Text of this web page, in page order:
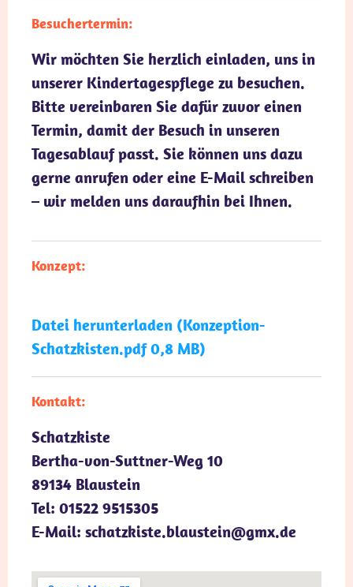
Besuchertermin:
Wir möchten Sie herzlich einladen, uns in
unserer Kindertagespflege zu besuchen.
Bitte vereinbaren Sie dafür zuvor einen
Termin, damit der Besuch in unseren
Tagesablauf passt. Sie können uns dazu
gerne anrufen oder eine E-Mail schreiben
– wir melden uns daraufhin bei Ihnen.
Konzept:
Datei herunterladen (Konzeption-
Schatzkisten.pdf 0,8 MB)
Kontakt:
Schatzkiste
Bertha-von-Suttner-Weg 10
89134 Blaustein
Tel: 01522 9515305
E-Mail: schatzkiste.blaustein@gmx.de